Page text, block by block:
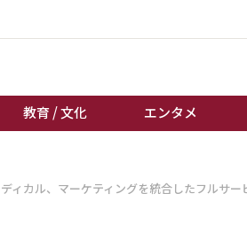
教育 / 文化 エンタメ
ィカル、マーケティングを統合したフルサ